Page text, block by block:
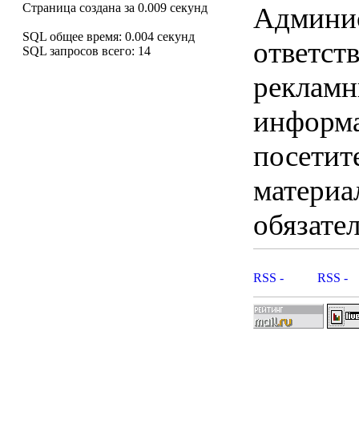
Страница создана за 0.009 секунд
SQL общее время: 0.004 секунд
SQL запросов всего: 14